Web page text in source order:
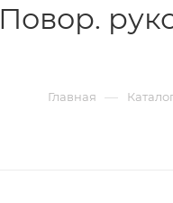
Повор.
Главная —